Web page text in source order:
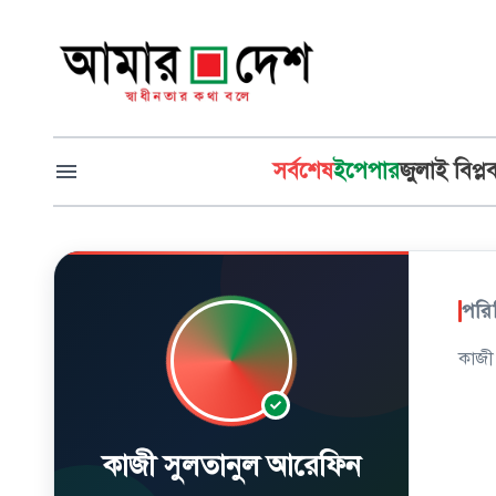
সর্বশেষইপেপারজুলাই
কাজী সুলতানুল আরেফিন